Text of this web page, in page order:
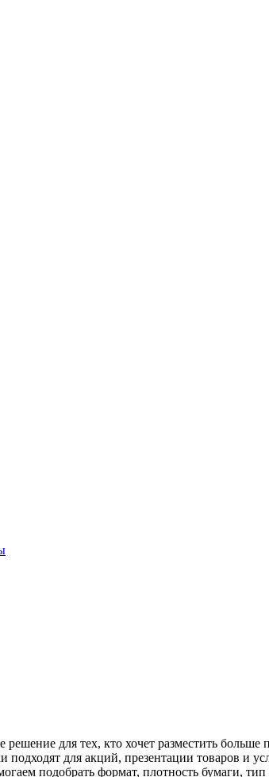
для тех, кто хочет разместить
для акций, презентации товаров и
подобрать формат, плотность бумаги,